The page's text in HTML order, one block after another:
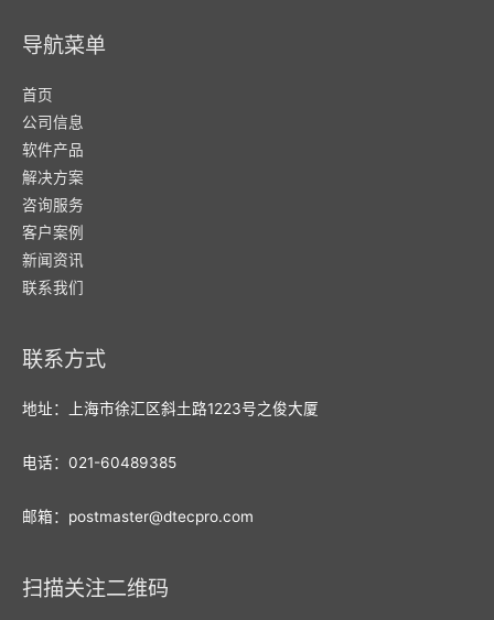
导航菜单
首页
公司信息
软件产品
解决方案
咨询服务
客户案例
新闻资讯
联系我们
联系方式
地址：上海市徐汇区斜土路1223号之俊大厦
电话：021-60489385
邮箱：postmaster@dtecpro.com
扫描关注二维码